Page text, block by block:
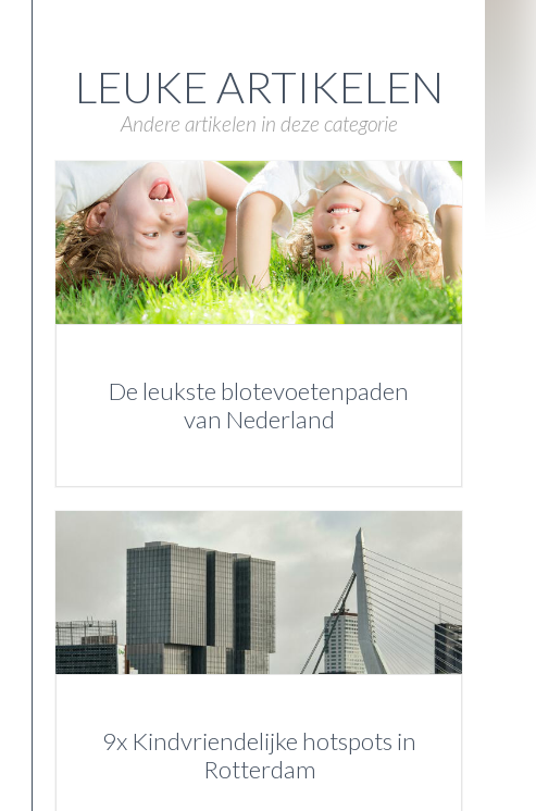
LEUKE ARTIKELEN
Andere artikelen in deze categorie
De leukste blotevoetenpaden
van Nederland
9x Kindvriendelijke hotspots in
Rotterdam